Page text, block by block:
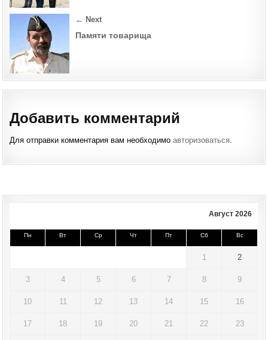
← Next
Памяти товарища
Добавить комментарий
Для отправки комментария вам необходимоавторизоваться
Август 2026
Пн Вт Ср Чт Пт Сб Вс
1 2
3 4 5 6 7 8 9
10 11 12 13 14 15 16
17 18 19 20 21 22 23